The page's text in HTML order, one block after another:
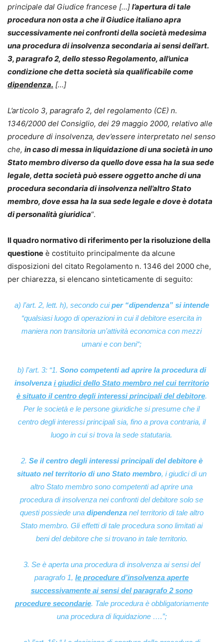
principale dal Giudice francese […] l’apertura di tale
procedura non osta a che il Giudice italiano apra
successivamente nei confronti della società medesima
una procedura di insolvenza secondaria ai sensi dell’art.
3, paragrafo 2, dello stesso Regolamento, all’unica
condizione che detta società sia qualificabile come
dipendenza. […]
L’articolo 3, paragrafo 2, del regolamento (CE) n.
1346/2000 del Consiglio, dei 29 maggio 2000, relativo alle
procedure di insolvenza, dev’essere interpretato nel senso
che, in caso di messa in liquidazione di una società in uno
Stato membro diverso da quello dove essa ha la sua sede
legale, detta società può essere oggetto anche di una
procedura secondaria di insolvenza nell’altro Stato
membro, dove essa ha la sua sede legale e dove è dotata
di personalità giuridica“.
Il quadro normativo di riferimento per la risoluzione della
questione è costituito principalmente da alcune
disposizioni del citato Regolamento n. 1346 del 2000 che,
per chiarezza, si elencano sinteticamente di seguito:
a) l’art. 2, lett. h), secondo cuiper “dipendenza” si intende
“qualsiasi luogo di operazioni in cui il debitore esercita in
maniera non transitoria un’attività economica con mezzi
umani e con beni“;
b) l’art. 3: “1. Sono competenti ad aprire la procedura di
insolvenza i giudici dello Stato membro nel cui territorio
è situato il centro degli interessiprincipali del debitore.
Per le società e le persone giuridiche si presume che il
centro degli interessi principali sia, fino a prova contraria, il
luogo in cui si trova la sede statutaria.
2. Se il centro degli interessi principali del debitore è
situato nel territorio di uno Stato membro, i giudici di un
altro Stato membro sono competenti ad aprire una
procedura di insolvenza nei confronti del debitore solo se
questi possiede una dipendenza nel territorio di tale altro
Stato membro. Gli effetti di tale procedura sono limitati ai
beni del debitore che si trovano in tale territorio.
3. Se è aperta una procedura di insolvenza ai sensi del
paragrafo 1, le procedure d’insolvenza aperte
successivamente ai sensi del paragrafo 2 sono
procedure secondarie. Tale procedura è obbligatoriamente
una procedura di liquidazione ….”;